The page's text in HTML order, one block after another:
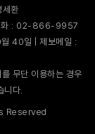
환
전화 : 02-866-9957
40일 | 제보메일 :
무단 이용하는 경우
니다.
Reserved